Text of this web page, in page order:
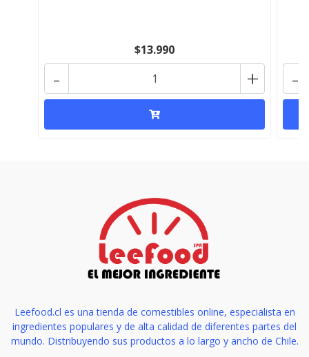
$13.990
+
- -
Leefood.cl es una tienda de comestibles online, especialista en
ingredientes populares y de alta calidad de diferentes partes del
mundo. Distribuyendo sus productos a lo largo y ancho de Chile.